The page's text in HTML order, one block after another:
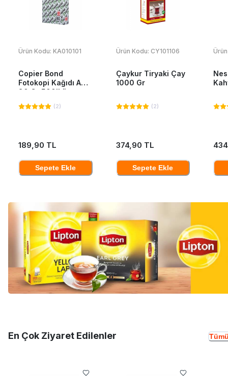
Ürün Kodu: KA010101
Copier Bond
Fotokopi Kağıdı A4
80 Gr 500'Lü
(2)
189,90 TL
Sepete Ekle
Ürün Kodu: CY101106
Çaykur Tiryaki Çay
1000 Gr
(2)
374,90 TL
Sepete Ekle
En Çok Ziyaret Edilenler